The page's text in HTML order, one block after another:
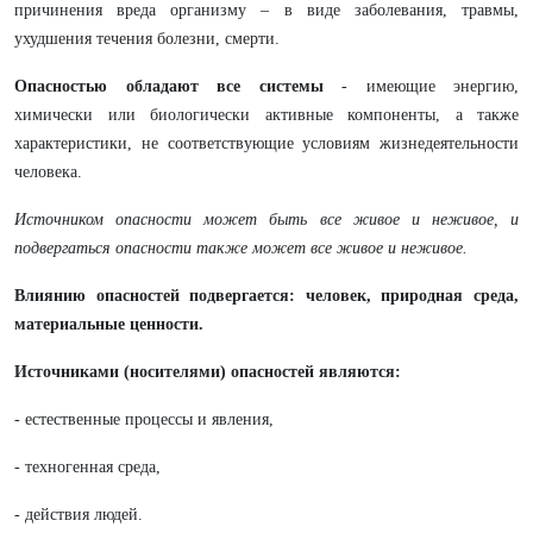
причинения вреда организму – в виде заболевания, травмы,
ухудшения течения болезни, смерти.
Опасностью обладают все системы- имеющие энергию,
химически или биологически активные компоненты, а также
характеристики, не соответствующие условиям жизнедеятельности
человека.
Источником опасности может быть все живое и неживое, и
подвергаться опасности также может все живое и неживое.
Влиянию опасностей подвергается: человек, природная среда,
материальные ценности.
Источниками (носителями) опасностей являются:
- естественные процессы и явления,
- техногенная среда,
- действия людей.